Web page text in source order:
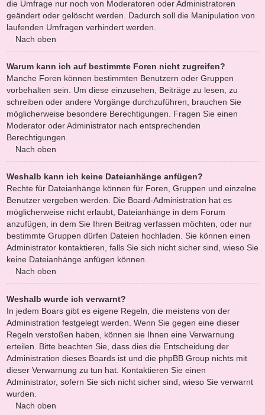
die Umfrage nur noch von Moderatoren oder Administratoren
geändert oder gelöscht werden. Dadurch soll die Manipulation von
laufenden Umfragen verhindert werden.
Nach oben
Warum kann ich auf bestimmte Foren nicht zugreifen?
Manche Foren können bestimmten Benutzern oder Gruppen
vorbehalten sein. Um diese einzusehen, Beiträge zu lesen, zu
schreiben oder andere Vorgänge durchzuführen, brauchen Sie
möglicherweise besondere Berechtigungen. Fragen Sie einen
Moderator oder Administrator nach entsprechenden
Berechtigungen.
Nach oben
Weshalb kann ich keine Dateianhänge anfügen?
Rechte für Dateianhänge können für Foren, Gruppen und einzelne
Benutzer vergeben werden. Die Board-Administration hat es
möglicherweise nicht erlaubt, Dateianhänge in dem Forum
anzufügen, in dem Sie Ihren Beitrag verfassen möchten, oder nur
bestimmte Gruppen dürfen Dateien hochladen. Sie können einen
Administrator kontaktieren, falls Sie sich nicht sicher sind, wieso Sie
keine Dateianhänge anfügen können.
Nach oben
Weshalb wurde ich verwarnt?
In jedem Boars gibt es eigene Regeln, die meistens von der
Administration festgelegt werden. Wenn Sie gegen eine dieser
Regeln verstoßen haben, können sie Ihnen eine Verwarnung
erteilen. Bitte beachten Sie, dass dies die Entscheidung der
Administration dieses Boards ist und die phpBB Group nichts mit
dieser Verwarnung zu tun hat. Kontaktieren Sie einen
Administrator, sofern Sie sich nicht sicher sind, wieso Sie verwarnt
wurden.
Nach oben